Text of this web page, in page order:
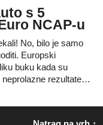
s 5
NCAP-u
No, bilo je samo
Europski
buku kada su
neprolazne rezultate…